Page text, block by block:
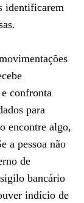
identificarem
confronta
para
encontre algo,
a pessoa não
de
bancário
indício de